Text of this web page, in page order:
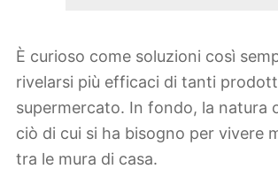
È curioso come soluzioni così
rivelarsi più efficaci di tanti
supermercato. In fondo, la natura
ciò di cui si ha bisogno per vivere
tra le mura di casa.